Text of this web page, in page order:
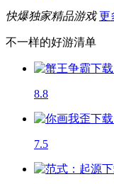
快爆独家精品游戏 更
不一样的好游清单
8.8
7.5